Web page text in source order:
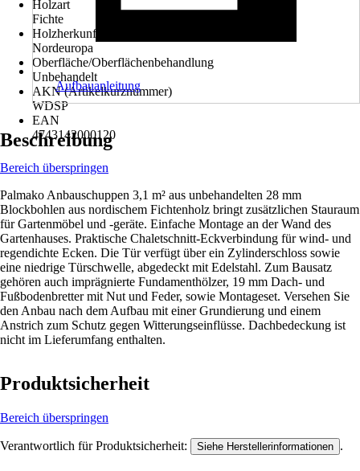
Holzart
Fichte
Holzherkunft
Nordeuropa
Oberfläche/Oberflächenbehandlung
Unbehandelt
AKN (Artikelkurznummer)
WDSP
EAN
4743142000120
Aufbauanleitung
Beschreibung
Bereich überspringen
Palmako Anbauschuppen 3,1 m² aus unbehandelten 28 mm
Blockbohlen aus nordischem Fichtenholz bringt zusätzlichen Stauraum
für Gartenmöbel und -geräte. Einfache Montage an der Wand des
Gartenhauses. Praktische Chaletschnitt-Eckverbindung für wind- und
regendichte Ecken. Die Tür verfügt über ein Zylinderschloss sowie
eine niedrige Türschwelle, abgedeckt mit Edelstahl. Zum Bausatz
gehören auch imprägnierte Fundamenthölzer, 19 mm Dach- und
Fußbodenbretter mit Nut und Feder, sowie Montageset. Versehen Sie
den Anbau nach dem Aufbau mit einer Grundierung und einem
Anstrich zum Schutz gegen Witterungseinflüsse. Dachbedeckung ist
nicht im Lieferumfang enthalten.
Produktsicherheit
Bereich überspringen
Verantwortlich für Produktsicherheit: Siehe Herstellerinformationen .